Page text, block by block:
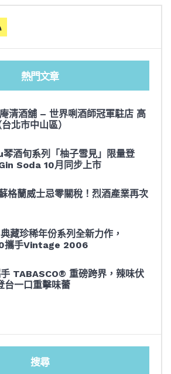
熱門文章
清酒舖 – 世界唎酒師冠軍駐店 高
北市中山區）
酒旬系列「柚子雪見」限量登
Soda 10月同步上市
格蘭威士忌零關稅！烈酒產業再次
藏珍稀年份系列全新力作，
攜手Vintage 2006
TABASCO® 重磅跨界，辣味伏
台一口重擊味蕾
搜尋